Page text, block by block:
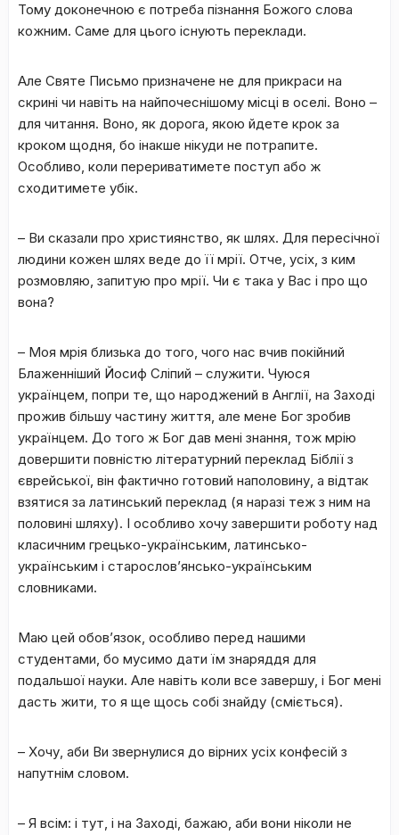
Тому доконечною є потреба пізнання Божого слова
кожним. Саме для цього існують переклади.
Але Святе Письмо призначене не для прикраси на
скрині чи навіть на найпочеснішому місці в оселі. Воно –
для читання. Воно, як дорога, якою йдете крок за
кроком щодня, бо інакше нікуди не потрапите.
Особливо, коли перериватимете поступ або ж
сходитимете убік.
– Ви сказали про християнство, як шлях. Для пересічної
людини кожен шлях веде до її мрії. Отче, усіх, з ким
розмовляю, запитую про мрії. Чи є така у Вас і про що
вона?
– Моя мрія близька до того, чого нас вчив покійний
Блаженніший Йосиф Сліпий – служити. Чуюся
українцем, попри те, що народжений в Англії, на Заході
прожив більшу частину життя, але мене Бог зробив
українцем. До того ж Бог дав мені знання, тож мрію
довершити повністю літературний переклад Біблії з
єврейської, він фактично готовий наполовину, а відтак
взятися за латинський переклад (я наразі теж з ним на
половині шляху). І особливо хочу завершити роботу над
класичним грецько-українським, латинсько-
українським і старослов’янсько-українським
словниками.
Маю цей обов’язок, особливо перед нашими
студентами, бо мусимо дати їм знаряддя для
подальшої науки. Але навіть коли все завершу, і Бог мені
дасть жити, то я ще щось собі знайду (сміється).
– Хочу, аби Ви звернулися до вірних усіх конфесій з
напутнім словом.
– Я всім: і тут, і на Заході, бажаю, аби вони ніколи не